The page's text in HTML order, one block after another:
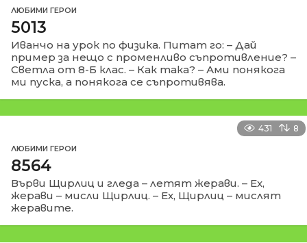
ЛЮБИМИ ГЕРОИ
5013
Иванчо на урок по физика. Питат го: – Дай
пример за нещо с променливо съпротивление? –
Светла от 8-Б клас. – Как така? – Ами понякога
ми пуска, а понякога се съпротивява.
431 8
ЛЮБИМИ ГЕРОИ
8564
Върви Щирлиц и гледа – летят жерави. – Ех,
жерави – мисли Щирлиц. – Ех, Щирлиц – мислят
жеравите.